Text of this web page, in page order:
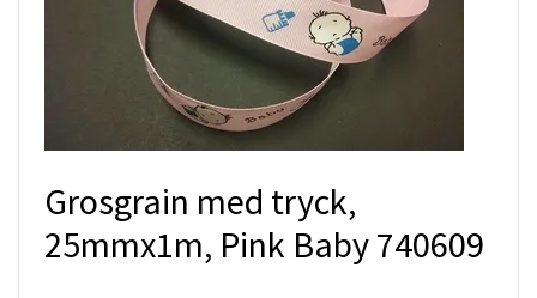
Grosgrain med tryck,
25mmx1m, Pink Baby 740609